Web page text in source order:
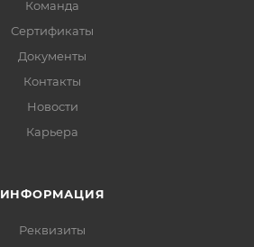
Команда
Сертификаты
Документы
Контакты
Новости
Карьера
ИНФОРМАЦИЯ
Реквизиты